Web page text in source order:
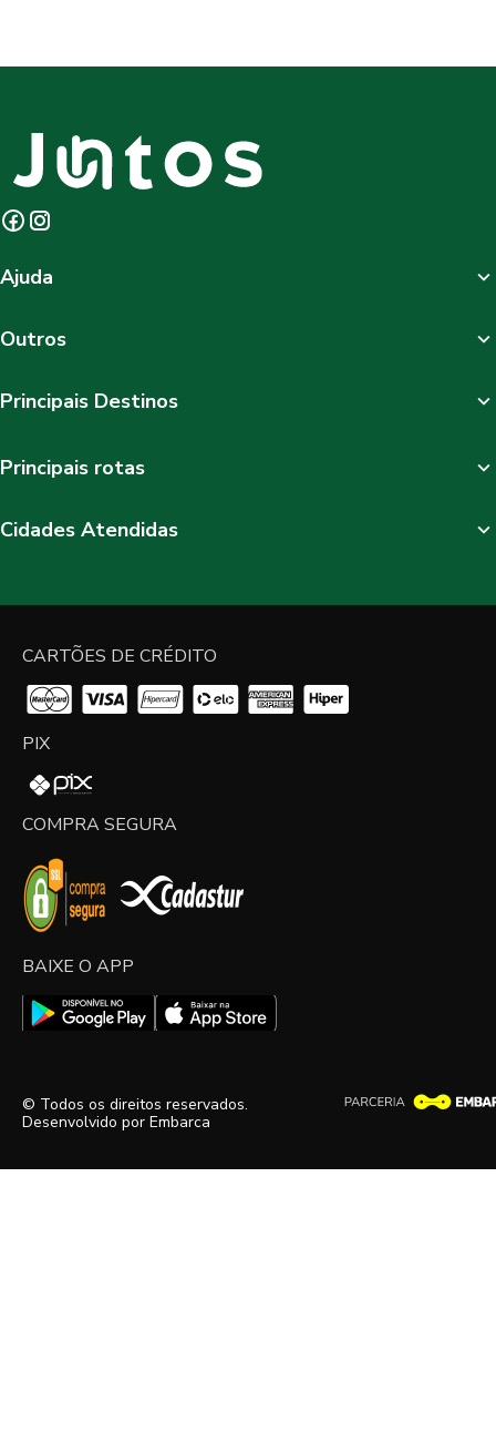
Ajuda
Outros
Principais Destinos
Principais rotas
Cidades Atendidas
CARTÕES DE CRÉDITO
PIX
COMPRA SEGURA
BAIXE O APP
© Todos os direitos reservados.
Desenvolvido por Embarca